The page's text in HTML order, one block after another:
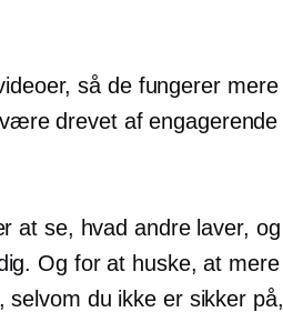
så de fungerer mere
drevet af engagerende
at se, hvad andre laver, og
Og for at huske, at mere
du ikke er sikker på,